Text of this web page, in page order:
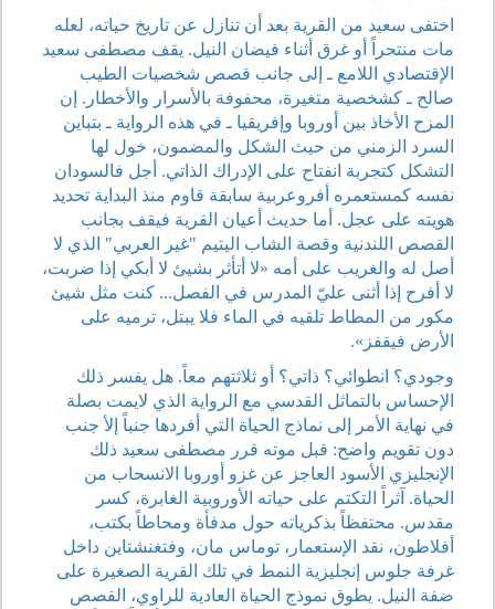
اختفى سعيد من القرية بعد أن تنازل عن تاريخ حياته، لعله
مات منتحراً أو غرق أثناء فيضان النيل. يقف مصطفى سعيد
الإقتصادي اللامع ـ إلى جانب قصص شخصيات الطيب
صالح ـ كشخصية متغيرة، محفوفة بالأسرار والأخطار. إن
المزح الأخاذ بين أوروبا وإفريقيا ـ في هذه الرواية ـ بتباين
السرد الزمني من حيث الشكل والمضمون، خول لها
التشكل كتجربة انفتاح على الإدراك الذاتي. أجل فالسودان
نفسه كمستعمره أفروعربية سابقة قاوم منذ البداية تحديد
هويته على عجل. أما حديث أعيان القرية فيقف بجانب
القصص اللندنية وقصة الشاب اليتيم "غير العربي" الذي لا
أصل له والغريب على أمه «لا أتأثر بشيئ لا أبكي إذا ضربت،
لا أفرح إذا أثنى عليّ المدرس في الفصل... كنت مثل شيئ
مكور من المطاط تلقيه في الماء فلا يبتل، ترميه على
الأرض فيقفز».
وجودي؟ انطوائي؟ ذاتي؟ أو ثلاثتهم معاً. هل يفسر ذلك
الإحساس بالتماثل القدسي مع الرواية الذي لايمت بصلة
في نهاية الأمر إلى نماذج الحياة التي أفردها جنباً إلأ جنب
دون تقويم واضح: قبل موته قرر مصطفى سعيد ذلك
الإنجليزي الأسود العاجز عن غزو أوروبا الانسحاب من
الحياة. آثراً التكتم على حياته الأوروبية الغابرة، كسر
مقدس. محتفظاً بذكرياته حول مدفأة ومحاطاً بكتب،
أفلاطون، نقد الإستعمار، توماس مان، وفتغنشتاين داخل
غرفة جلوس إنجليزية النمط في تلك القرية الصغيرة على
ضفة النيل. يطوق نموذج الحياة العادية للراوي، القصص